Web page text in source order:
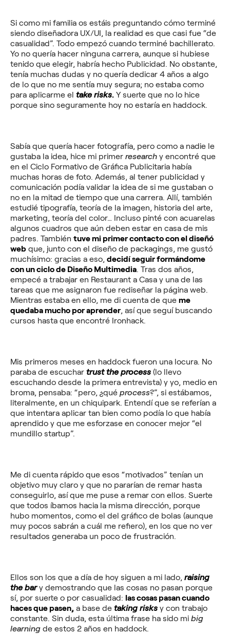
Si como mi familia os estáis preguntando cómo terminé
siendo diseñadora UX/UI, la realidad es que casi fue “de
casualidad”. Todo empezó cuando terminé bachillerato.
Yo no quería hacer ninguna carrera, aunque si hubiese
tenido que elegir, habría hecho Publicidad. No obstante,
tenía muchas dudas y no quería dedicar 4 años a algo
de lo que no me sentía muy segura; no estaba como
para aplicarme el take risks. Y suerte que no lo hice
porque sino seguramente hoy no estaría en haddock.
Sabía que quería hacer fotografía, pero como a nadie le
gustaba la idea, hice mi primer research y encontré que
en el Ciclo Formativo de Gráfica Publicitaria había
muchas horas de foto. Además, al tener publicidad y
comunicación podía validar la idea de si me gustaban o
no en la mitad de tiempo que una carrera. Allí, también
estudié tipografía, teoría de la imagen, historia del arte,
marketing, teoría del color… Incluso pinté con acuarelas
algunos cuadros que aún deben estar en casa de mis
padres. También tuve mi primer contacto con el diseñó
web que, junto con el diseño de packagings, me gustó
muchísimo: gracias a eso, decidí seguir formándome
con un ciclo de Diseño Multimedia. Tras dos años,
empecé a trabajar en Restaurant a Casa y una de las
tareas que me asignaron fue rediseñar la página web.
Mientras estaba en ello, me di cuenta de que me
quedaba mucho por aprender, así que seguí buscando
cursos hasta que encontré Ironhack.
Mis primeros meses en haddock fueron una locura. No
paraba de escuchar trust the process (lo llevo
escuchando desde la primera entrevista) y yo, medio en
broma, pensaba: “pero, ¿qué process?”, si estábamos,
literalmente, en un chiquipark. Entendí que se referían a
que intentara aplicar tan bien como podía lo que había
aprendido y que me esforzase en conocer mejor “el
mundillo startup”.
Me di cuenta rápido que esos “motivados” tenían un
objetivo muy claro y que no pararían de remar hasta
conseguirlo, así que me puse a remar con ellos. Suerte
que todos íbamos hacia la misma dirección, porque
hubo momentos, como el del gráfico de bolas (aunque
muy pocos sabrán a cuál me refiero), en los que no ver
resultados generaba un poco de frustración.
Ellos son los que a día de hoy siguen a mi lado, raising
the bary demostrando que las cosas no pasan porque
sí, por suerte o por casualidad: las cosas pasan cuando
haces que pasen, a base de taking risks y con trabajo
constante. Sin duda, esta última frase ha sido mi big
learning de estos 2 años en haddock.